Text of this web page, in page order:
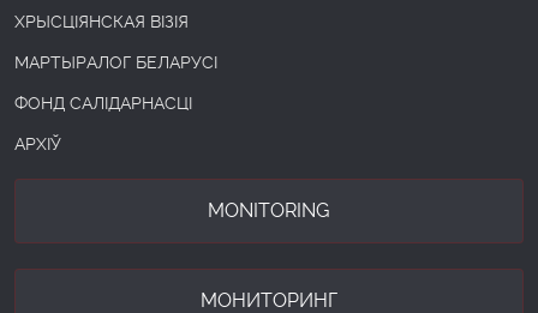
ХРЫСЦІЯНСКАЯ ВІЗІЯ
МАРТЫРАЛОГ БЕЛАРУСІ
ФОНД САЛІДАРНАСЦІ
АРХІЎ
MONITORING
МОНИТОРИНГ